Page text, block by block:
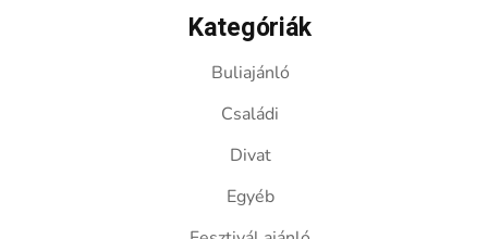
Kategóriák
Buliajánló
Családi
Divat
Egyéb